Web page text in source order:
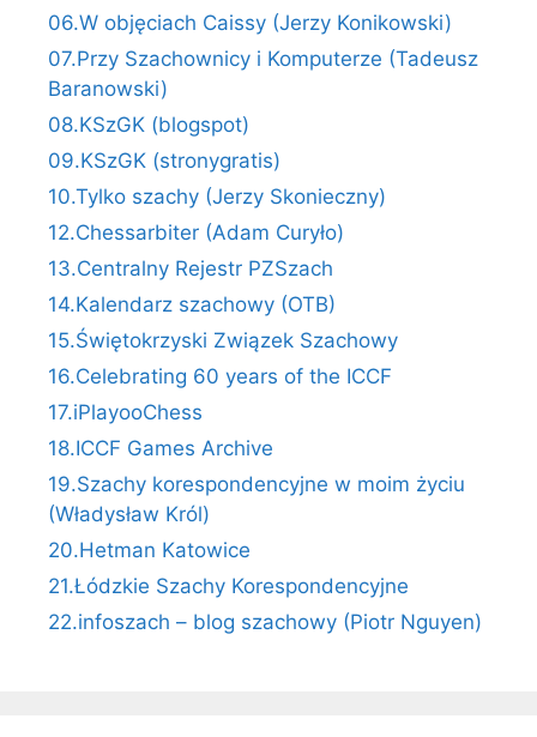
06.W objęciach Caissy (Jerzy Konikowski)
07.Przy Szachownicy i Komputerze (Tadeusz
Baranowski)
08.KSzGK (blogspot)
09.KSzGK (stronygratis)
10.Tylko szachy (Jerzy Skonieczny)
12.Chessarbiter (Adam Curyło)
13.Centralny Rejestr PZSzach
14.Kalendarz szachowy (OTB)
15.Świętokrzyski Związek Szachowy
16.Celebrating 60 years of the ICCF
17.iPlayooChess
18.ICCF Games Archive
19.Szachy korespondencyjne w moim życiu
(Władysław Król)
20.Hetman Katowice
21.Łódzkie Szachy Korespondencyjne
22.infoszach – blog szachowy (Piotr Nguyen)